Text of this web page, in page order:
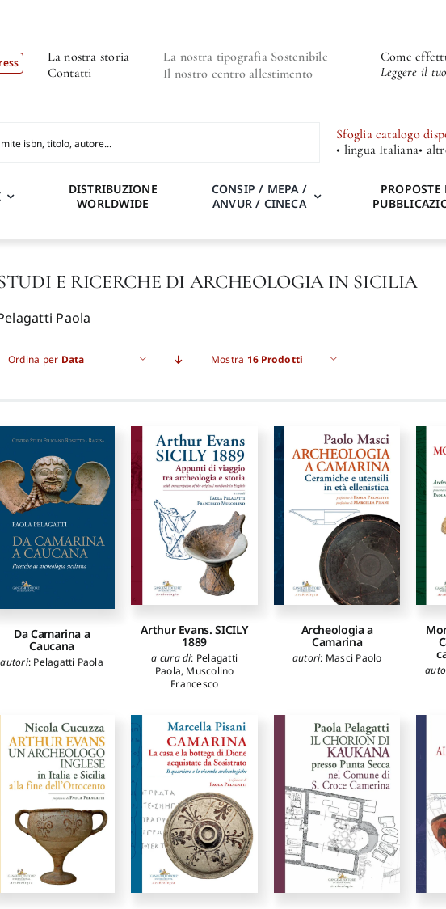
La nostra storia
Contatti
La nostra tipografia Sostenibile
Il nostro centro allestimento
Come
Leggere il
Sfoglia catalogo
• lingua Italiana•
DISTRIBUZIONE
WORLDWIDE
CONSIP / MEPA /
ANVUR / CINECA
PROPOSTE
E RICERCHE DI ARCHEOLOGIA IN SICILIA
Paola
Ordina per Data Mostra 16 Prodotti
Da Camarina a
Caucana
autori: Pelagatti Paola
Arthur Evans. SICILY
1889
a cura di: Pelagatti
Paola, Muscolino
Francesco
Archeologia a
Camarina
autori: Masci Paolo